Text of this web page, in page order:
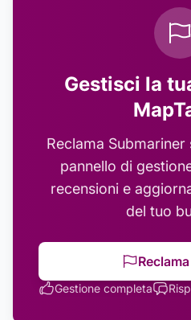
Gestisci la
Reclama Submariner
pannello di
recensioni e
del tuo
Gestione completa